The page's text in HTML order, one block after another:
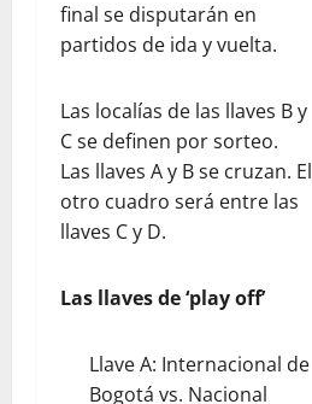
final se disputarán en
partidos de ida y vuelta.
Las localías de las llaves B y
C se definen por sorteo.
Las llaves A y B se cruzan. El
otro cuadro será entre las
llaves C y D.
Las llaves de ‘play off’
Llave A: Internacional de
Bogotá vs. Nacional